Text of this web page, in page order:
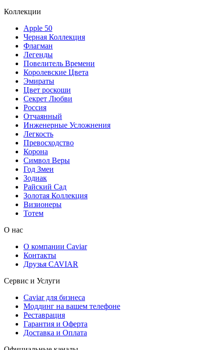
Коллекции
Apple 50
Черная Коллекция
Флагман
Легенды
Повелитель Времени
Королевские Цвета
Эмираты
Цвет роскоши
Секрет Любви
Россия
Отчаянный
Инженерные Усложнения
Легкость
Превосходство
Корона
Символ Веры
Год Змеи
Зодиак
Райский Сад
Золотая Коллекция
Визионеры
Тотем
О нас
О компании Caviar
Контакты
Друзья CAVIAR
Сервис и Услуги
Caviar для бизнеса
Моддинг на вашем телефоне
Реставрация
Гарантия и Оферта
Доставка и Оплата